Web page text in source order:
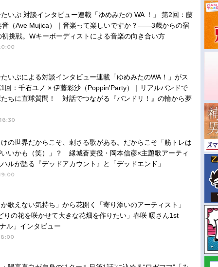
いぷ 対談インタビュー連載「ゆめみたの WA ！」 第2回：藤
音（Ave Mujica）｜音楽って楽しいですか？――3歳からの宿
挑戦。Wキーボーディストによる音楽の向き合い方
いぷによる対談インタビュー連載「ゆめみたのWA！」がス
：千石ユノ × 伊藤彩沙（Poppin'Party）｜リアルバンドで
ちに直球質問！ 対話でつながる『バンドリ！』の輪から夢
の世界だからこそ、刺さる歌がある。だからこそ「筋トレは
いかも（笑）」？ 縁城蒼吏役・岡本信彦×主題歌アーティ
ルが語る『デッドアカウント』と「デッドエンド」
歌えない気持ち」から花開く「寄り添いのアーティスト」
りの花を咲かせて大きな花畑を作りたい」春咲 暖さん1st
ル」インタビュー